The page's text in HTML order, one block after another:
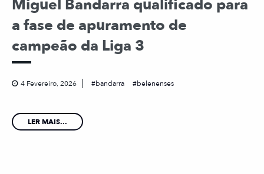
Miguel Bandarra qualificado para
a fase de apuramento de
campeão da Liga 3
4 Fevereiro, 2026 bandarra belenenses
LER MAIS...